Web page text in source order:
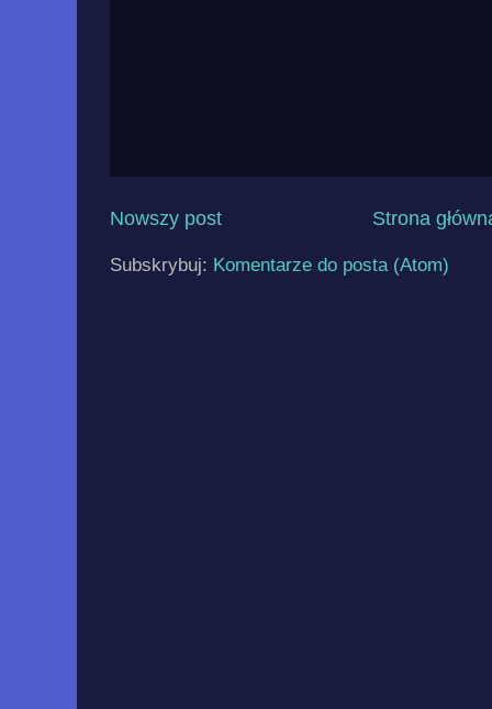
Nowszy post Strona
Subskrybuj: Komentarze do posta (Atom)